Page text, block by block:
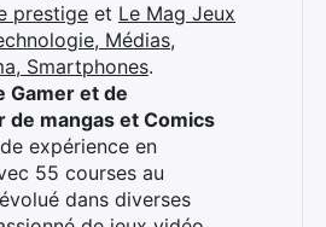
prestige et Le Mag Jeux
Médias,
Smartphones.
Gamer et de
de mangas et Comics
expérience en
55 courses au
dans diverses